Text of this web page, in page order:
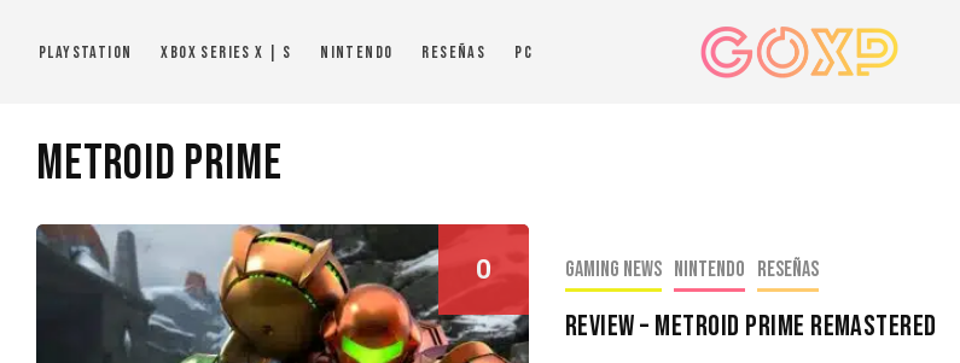
PlayStation Xbox Series X | S Nintendo Reseñas PC
Metroid Prime
0 Gaming news Nintendo Reseñas
Review – Metroid Prime Remastered